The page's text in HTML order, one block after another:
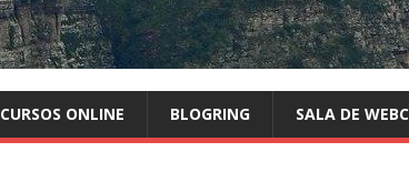
CURSOS ONLINE BLOGRING SALA DE